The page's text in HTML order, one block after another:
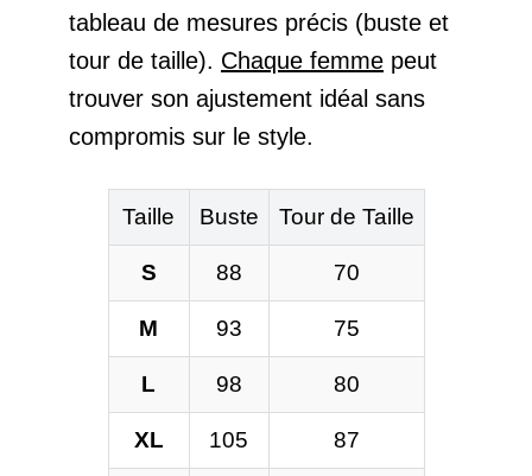
tableau de mesures précis (buste et
tour de taille). Chaque femme peut
trouver son ajustement idéal sans
compromis sur le style.
Taille Buste Tour de Taille
S 88 70
M 93 75
L 98 80
XL 105 87